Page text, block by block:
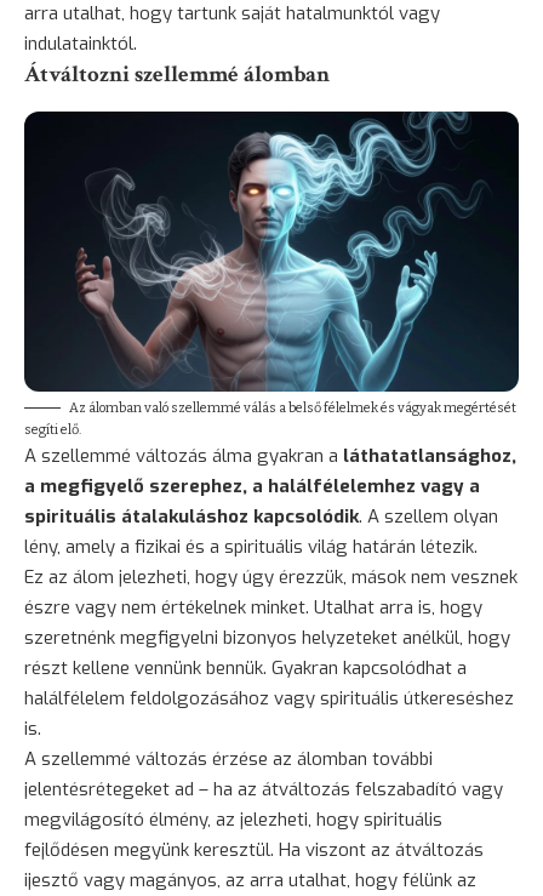
arra utalhat, hogy tartunk saját hatalmunktól vagy
indulatainktól.
Átváltozni szellemmé álomban
Az álomban való szellemmé válás a belső félelmek és vágyak megértését
segíti elő.
A szellemmé változás álma gyakran a láthatatlansághoz,
a megfigyelő szerephez, a halálfélelemhez vagy a
spirituális átalakuláshoz kapcsolódik. A szellem olyan
lény, amely a fizikai és a spirituális világ határán létezik.
Ez az álom jelezheti, hogy úgy érezzük, mások nem vesznek
észre vagy nem értékelnek minket. Utalhat arra is, hogy
szeretnénk megfigyelni bizonyos helyzeteket anélkül, hogy
részt kellene vennünk bennük. Gyakran kapcsolódhat a
halálfélelem feldolgozásához vagy spirituális útkereséshez
is.
A szellemmé változás érzése az álomban további
jelentésrétegeket ad – ha az átváltozás felszabadító vagy
megvilágosító élmény, az jelezheti, hogy spirituális
fejlődésen megyünk keresztül. Ha viszont az átváltozás
ijesztő vagy magányos, az arra utalhat, hogy félünk az